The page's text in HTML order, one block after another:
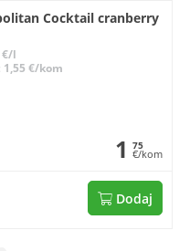
Cocktail cranberry
€/l
1,55 €/kom
1 75
€/kom
Dodaj